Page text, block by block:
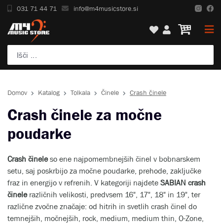
031 71 44 71 info@m4musicstore.si
Domov Katalog Tolkala Činele Crash činele
Crash činele za močne
poudarke
Crash čineleso ene najpomembnejših činel v bobnarskem
setu, saj poskrbijo za močne poudarke, prehode, zaključke
fraz in energijo v refrenih. V kategoriji najdete SABIAN crash
činelerazličnih velikosti, predvsem 16", 17", 18" in 19", ter
različne zvočne značaje: od hitrih in svetlih crash činel do
temnejših, močnejših, rock, medium, medium thin, O-Zone,